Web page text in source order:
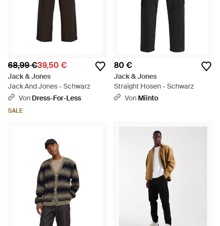
68,99 €39,50 €
Jack & Jones
Jack And Jones - Schwarz
Von Dress-For-Less
SALE
80 €
Jack & Jones
Straight Hosen - Schwarz
Von Miinto